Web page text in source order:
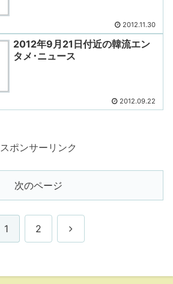
2012.11.30
2012年9月21日付近の韓流エン
タメ･ニュース
2012.09.22
スポンサーリンク
次のページ
1 2 次